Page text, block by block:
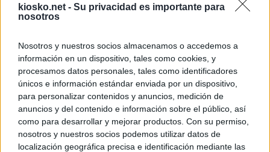
kiosko.net - Su privacidad es importante para
nosotros
Nosotros y nuestros socios almacenamos o accedemos a
información en un dispositivo, tales como cookies, y
procesamos datos personales, tales como identificadores
únicos e información estándar enviada por un dispositivo,
para personalizar contenidos y anuncios, medición de
anuncios y del contenido e información sobre el público, así
como para desarrollar y mejorar productos. Con su permiso,
nosotros y nuestros socios podemos utilizar datos de
localización geográfica precisa e identificación mediante las